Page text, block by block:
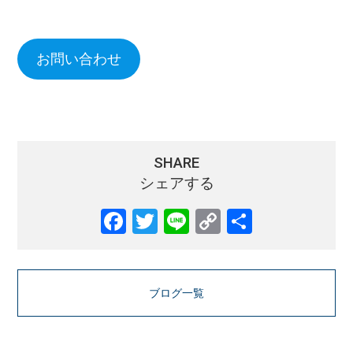
お問い合わせ
SHARE
シェアする
Facebook
Twitter
LineCopy
ブログ一覧